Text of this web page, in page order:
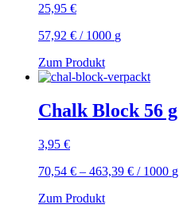
25,95 €
57,92 € / 1000 g
Zum Produkt
Chalk Block 56 g
3,95 €
70,54 € – 463,39 € / 1000 g
Zum Produkt